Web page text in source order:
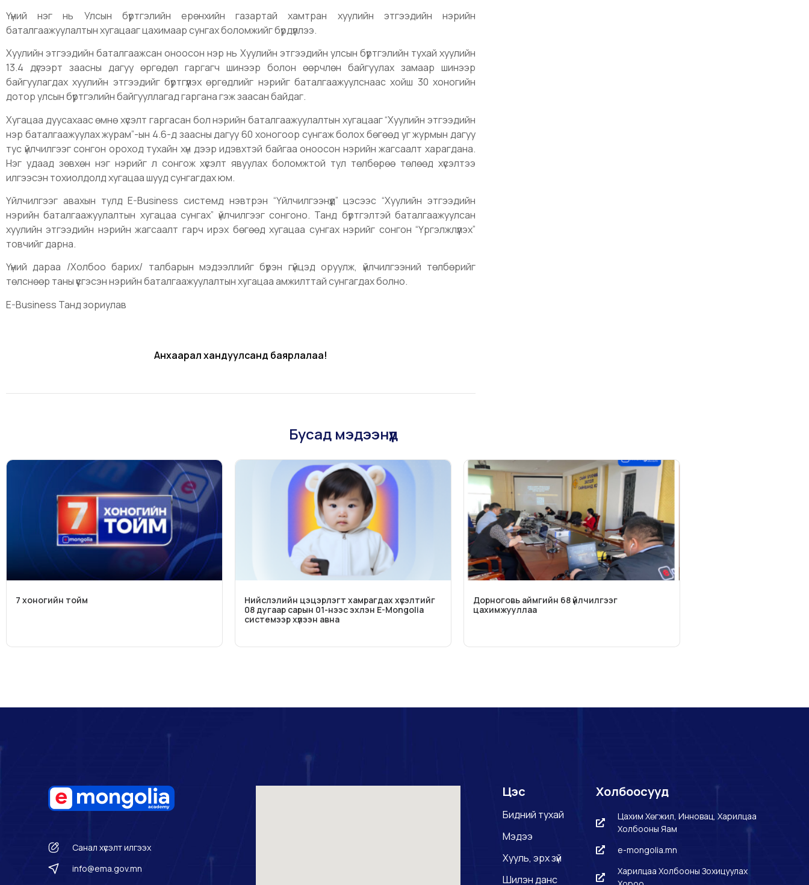
Үүний нэг нь Улсын бүртгэлийн ерөнхийн газартай хамтран хуулийн этгээдийн нэрийн
баталгаажуулалтын хугацааг цахимаар сунгах боломжийг бүрдүүллээ.
Хуулийн этгээдийн баталгаажсан оноосон нэр нь Хуулийн этгээдийн улсын бүртгэлийн тухай хуулийн
13.4 дүгээрт заасны дагуу өргөдөл гаргагч шинээр болон өөрчлөн байгуулах замаар шинээр
байгуулагдах хуулийн этгээдийг бүртгүүлэх өргөдлийг нэрийг баталгаажуулснаас хойш 30 хоногийн
дотор улсын бүртгэлийн байгууллагад гаргана гэж заасан байдаг.
Хугацаа дуусахаас өмнө хүсэлт гаргасан бол нэрийн баталгаажуулалтын хугацааг “Хуулийн этгээдийн
нэр баталгаажуулах журам”-ын 4.6-д заасны дагуу 60 хоногоор сунгаж болох бөгөөд уг журмын дагуу
тус үйлчилгээг сонгон ороход тухайн хүн дээр идэвхтэй байгаа оноосон нэрийн жагсаалт харагдана.
Нэг удаад зөвхөн нэг нэрийг л сонгож хүсэлт явуулах боломжтой тул төлбөрөө төлөөд хүсэлтээ
илгээсэн тохиолдолд хугацаа шууд сунгагдах юм.
Үйлчилгээг авахын тулд E-Business системд нэвтрэн “Үйлчилгээнүүд” цэсээс “Хуулийн этгээдийн
нэрийн баталгаажуулалтын хугацаа сунгах” үйлчилгээг сонгоно. Танд бүртгэлтэй баталгаажуулсан
хуулийн этгээдийн нэрийн жагсаалт гарч ирэх бөгөөд хугацаа сунгах нэрийг сонгон “Үргэлжлүүлэх”
товчийг дарна.
Үүний дараа /Холбоо барих/ талбарын мэдээллийг бүрэн гүйцэд оруулж, үйлчилгээний төлбөрийг
төлснөөр таны үүсгэсэн нэрийн баталгаажуулалтын хугацаа амжилттай сунгагдах болно.
E-Business Танд зориулав
Анхаарал хандуулсанд баярлалаа!
Бусад мэдээнүүд
7 хоногийн тойм
Нийслэлийн цэцэрлэгт хамрагдах хүсэлтийг
08 дугаар сарын 01-нээс эхлэн E-Mongolia
системээр хүлээн авна
Дорноговь аймгийн 68 үйлчилгээг
цахимжууллаа
Санал хүсэлт илгээх
info@ema.gov.mn
Цэс
Бидний тухай
Мэдээ
Хууль, эрх зүй
Шилэн данс
Холбоосууд
Цахим Хөгжил, Инновац, Харилцаа
Холбооны Яам
e-mongolia.mn
Харилцаа Холбооны Зохицуулах